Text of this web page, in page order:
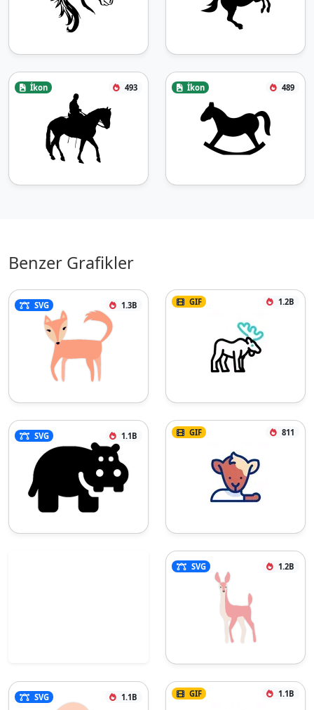
İkon 493 İkon 489
Benzer Grafikler
SVG 1.3B GIF 1.2B
SVG 1.1B GIF 811
SVG 1.2B
SVG 1.1B GIF 1.1B